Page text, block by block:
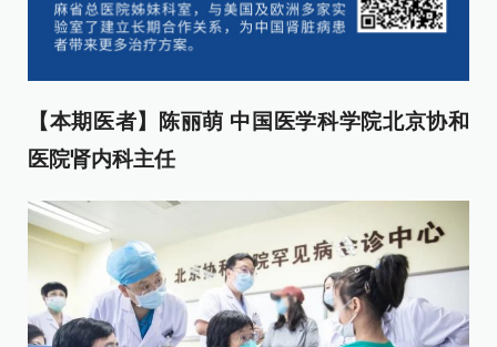
【本期医者】陈丽萌 中国医学科学院北京协和
医院肾内科主任